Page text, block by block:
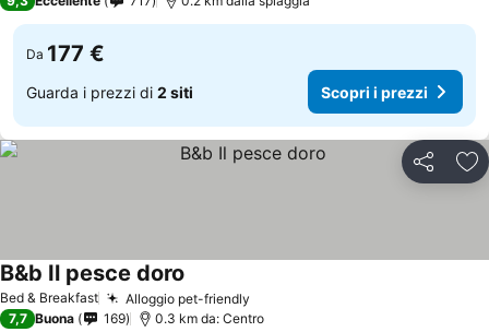
Da 177 €
Guarda i prezzi di 2 siti Scopri i prezzi
Condividi
Bed & Breakfast Alloggio pet-friendly
B&b Il pesce doro
7,7 Buona 169 0.3 km da: Centro